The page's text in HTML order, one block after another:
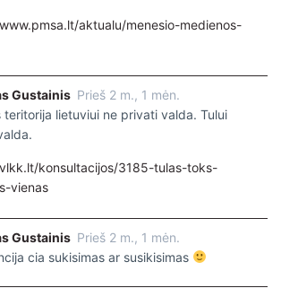
aktualu/menesio-medienos-
Gustainis Prieš 2 m., 1 mėn.
teritorija lietuviui ne privati valda. Tului
konsultacijos/3185-tulas-toks-
vienas
Gustainis Prieš 2 m., 1 mėn.
cia sukisimas ar susikisimas